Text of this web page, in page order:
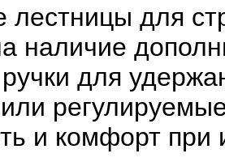
для
наличие
для
и комфорт